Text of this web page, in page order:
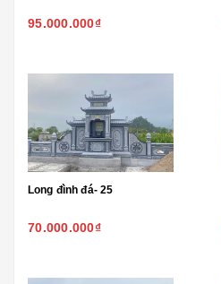
95.000.000₫
Long đình đá- 25
70.000.000₫